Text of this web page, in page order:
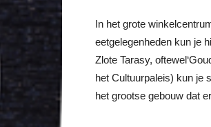
In het grote
eetgelegenheden kun je
Zlote Tarasy,
het Cultuurpaleis) kun je
het grootse gebouw dat